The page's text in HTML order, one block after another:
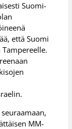
Suomi-
että Suomi
MM-